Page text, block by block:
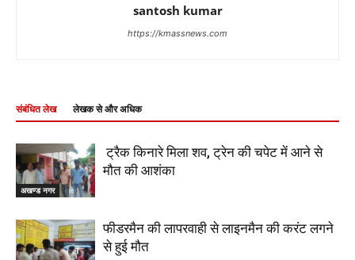
santosh kumar
https://kmassnews.com
संबंधित लेख लेखक से और अधिक
अखण्ड नगर
ट्रैक किनारे मिला शव, ट्रेन की चपेट में आने से
मौत की आशंका
फीडरमैन की लापरवाही से लाइनमैन की करंट लगने
से हुई मौत